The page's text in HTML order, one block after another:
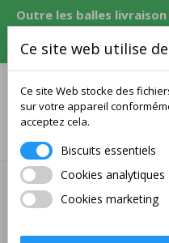
Outre les balles
120 USD, soit
Produits
Équipement pour tennis
tennis de table.
Ce site web utilise
Ce site Web stocke des
sur votre appareil
acceptez cela.
Biscuits essentiels
Cookies analytiques
Cookies marketing